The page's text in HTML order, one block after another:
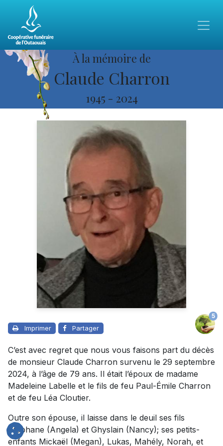
À la mémoire de
Claude Charron
1945 - 2024
Imprimer Partager
5
C’est avec regret que nous vous faisons part du décès
de monsieur Claude Charron survenu le 29 septembre
2024, à l’âge de 79 ans. Il était l’époux de madame
Madeleine Labelle et le fils de feu Paul-Émile Charron
et de feu Léa Cloutier.
Outre son épouse, il laisse dans le deuil ses fils
Stéphane (Angela) et Ghyslain (Nancy); ses petits-
enfants Mickaël (Megan), Lukas, Mahély, Norah, et